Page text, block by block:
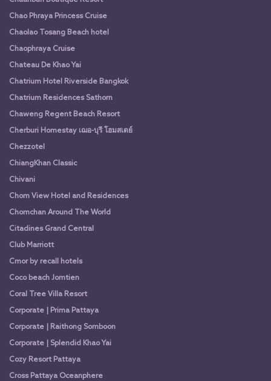
Chao Phraya Princess Cruise
Chaolao Tosang Beach hotel
Chaophraya Cruise
Chateau De Khao Yai
Chatrium Hotel Riverside Bangkok
Chatrium Residences Sathorn
Chaweng Regent Beach Resort
Cherburi Homestay เฌอ-บุรี โฮมสเตย์
Chezzotel
ChiangKhan Classic
Chivani
Chom View Hotel and Residences
Chomchan Around The World
Citadines Grand Central
Club Marriott
Cmor by recall hotels
Coco beach Jomtien
Coral Tree Villa Resort
Corporate | Prima Pattaya
Corporate | Raithong Somboon
Corporate | Splendid Khao Yai
Cozy Resort Pattaya
Cross Pattaya Oceanphere